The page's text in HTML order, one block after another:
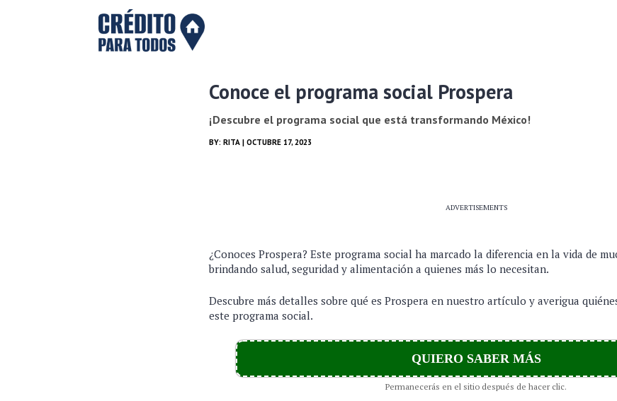
Conoce el programa social Prospera
¡Descubre el programa social que está transformando México!
BY: RITA | OCTUBRE 17, 2023
ADVERTISEMENTS
¿Conoces Prospera? Este programa social ha marcado la diferencia en la vida de
brindando salud, seguridad y alimentación a quienes más lo necesitan.
Descubre más detalles sobre qué es Prospera en nuestro artículo y averigua
este programa social.
QUIERO SABER MÁS
Permanecerás en el sitio después de hacer clic.